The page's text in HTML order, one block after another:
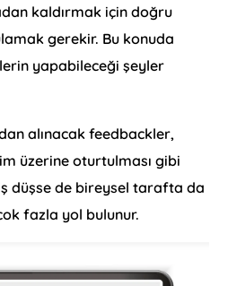
kaldırmak için doğru
gerekir. Bu konuda
yapabileceği şeyler
alınacak feedbackler,
üzerine oturtulması gibi
düşse de bireysel tarafta da
fazla yol bulunur.